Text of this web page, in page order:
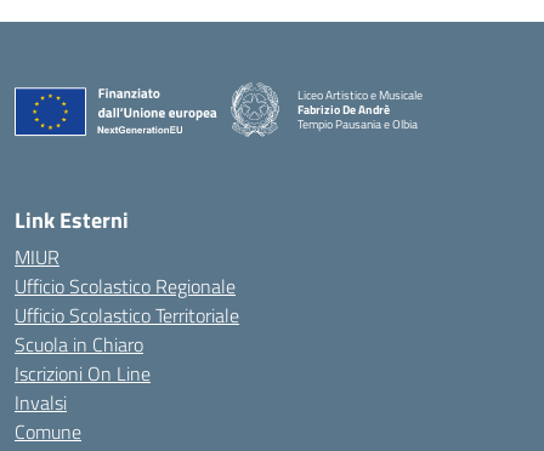
Liceo Artistico e Musicale
Fabrizio De Andrè
Tempio Pausania e Olbia
— Visita la pagina iniziale della scuola
Link Esterni
MIUR
Ufficio Scolastico Regionale
Ufficio Scolastico Territoriale
Scuola in Chiaro
Iscrizioni On Line
Invalsi
Comune